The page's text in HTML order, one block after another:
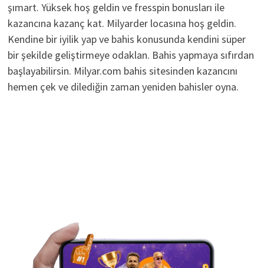
şımart. Yüksek hoş geldin ve fresspin bonusları ile
kazancına kazanç kat. Milyarder locasına hoş geldin.
Kendine bir iyilik yap ve bahis konusunda kendini süper
bir şekilde geliştirmeye odaklan. Bahis yapmaya sıfırdan
başlayabilirsin. Milyar.com bahis sitesinden kazancını
hemen çek ve dilediğin zaman yeniden bahisler oyna.